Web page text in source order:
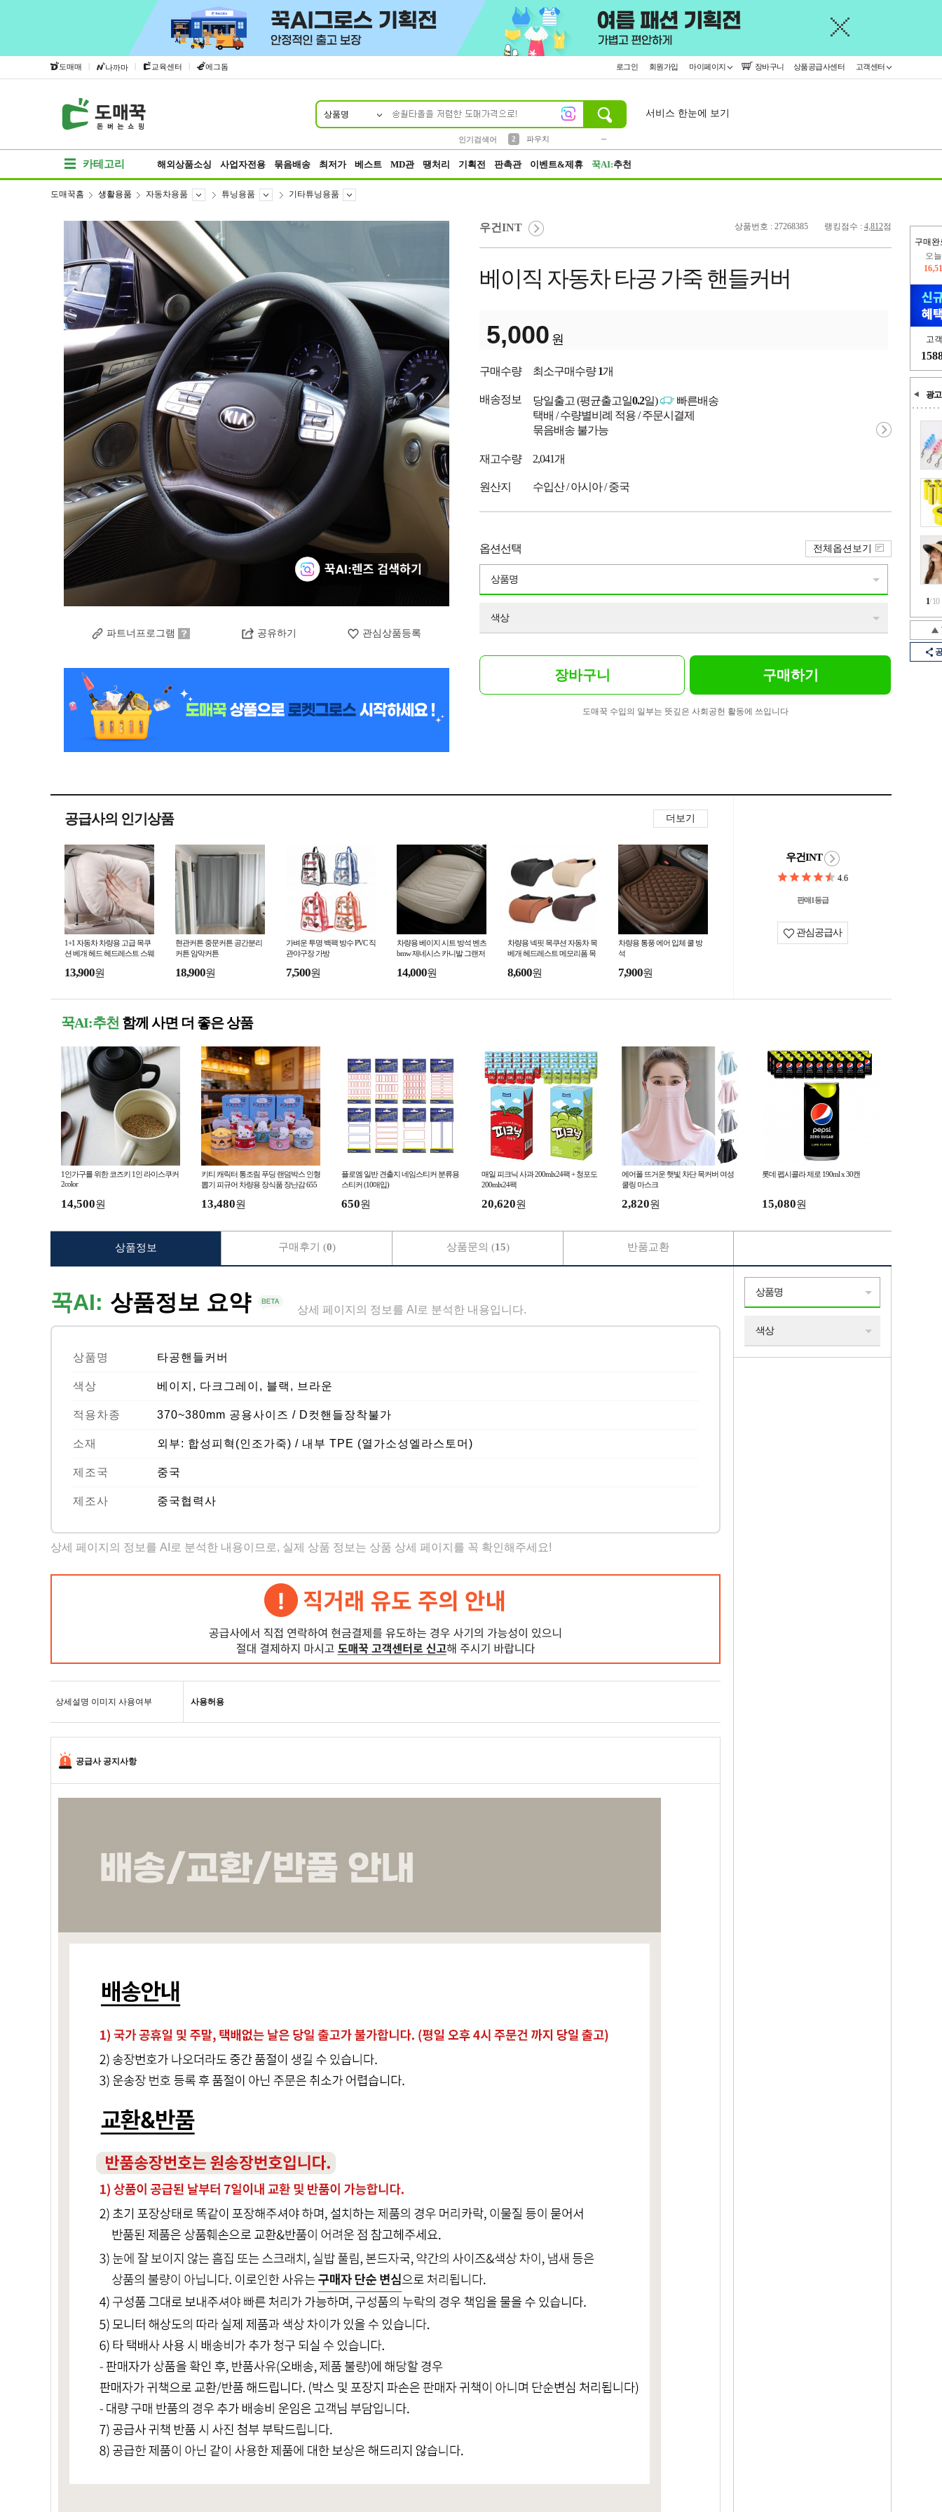
도매매 | 나까마 | 교육센터 | 에그돔 로그인 회원가입 마이페이지 장바구니 상품공급사센터 고객센터
상품명
인기검색어
2
파우치
서비스 한눈에 보기
카테고리 해외상품소싱 사업자전용 묶음배송 최저가 베스트 MD관 땡처리 기획전 판촉관 이벤트&제휴 꾹AI:추천
구매완
오
고
광고
1/10
도매꾹홈 생활용품 자동차용품 튜닝용품 기타튜닝용품
파트너프로그램 공유하기 관심상품등록
상품번호 : 27268385 랭킹점수 : 4,812점
우건INT
베이직 자동차 타공 가죽 핸들커버
5,000 원
구매수량 최소구매수량1개
배송정보 당일출고 (평균출고일0.2일)
빠른배송
택배 / 수량별비례 적용 / 주문시결제
묶음배송 불가능
재고수량 2,041개
원산지 수입산 / 아시아 / 중국
옵션선택
상품명
색상
전체옵션보기
장바구니 구매하기
도매꾹 수입의 일부는 뜻깊은 사회공헌 활동에 쓰입니다
공급사의 인기상품 더보기
1+1 자동차 차량용 고급 목쿠
션 베개 헤드 헤드레스트 스웨
13,900원
현관커튼 중문커튼 공간분리
커튼 암막커튼
18,900원
가벼운 투명 백팩 방수 PVC 직
관야구장 가방
7,500원
차량용 베이지 시트 방석 벤츠
bmw 제네시스 카니발 그랜저
14,000원
차량용 넥핏 목쿠션 자동차 목
베개 헤드레스트 메모리폼 목
8,600원
차량용 통풍 에어 입체 쿨 방
석
7,900원
우건INT
4.6
판매1등급
관심공급사
꾹AI:추천 함께 사면 더 좋은 상품
1인가구를 위한 코즈키 1인 라이스쿠커
2color
14,500원
키티 캐릭터 통조림 푸딩 랜덤박스 인형
뽑기 피규어 차량용 장식품 장난감 655
13,480원
플로엠 일반 견출지 네임스티커 분류용
스티커 (10매입)
650원
매일 피크닉 사과 200mlx24팩 + 청포도
200mlx24팩
20,620원
에어폴 뜨거운 햇빛 차단 목커버 여성
쿨링 마스크
2,820원
롯데 펩시콜라 제로 190ml x 30캔
15,080원
꾹AI: 상품정보 요약 상세 페이지의 정보를 AI로 분석한 내용입니다.
상품명 타공핸들커버
색상 베이지, 다크그레이, 블랙, 브라운
적용차종 370~380mm 공용사이즈 / D컷핸들장착불가
소재 외부: 합성피혁(인조가죽) / 내부 TPE (열가소성엘라스토머)
제조국 중국
제조사 중국협력사
상세 페이지의 정보를 AI로 분석한 내용이므로, 실제 상품 정보는 상품 상세 페이지를 꼭 확인해주세요!
상세설명 이미지 사용여부 사용허용
공급사 공지사항
상품정보 구매후기 (0) 상품문의 (15) 반품교환
상품명
색상